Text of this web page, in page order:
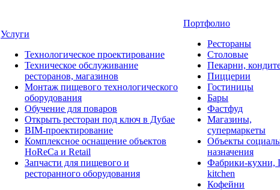
Услуги
Технологическое проектирование
Техническое обслуживание
ресторанов, магазинов
Монтаж пищевого технологического
оборудования
Обучение для поваров
Открыть ресторан под ключ в Дубае
BIM-проектирование
Комплексное оснащение объектов
HoReCa и Retail
Запчасти для пищевого и
ресторанного оборудования
Портфолио
Рестораны
Столовые
Пекарни,
Пиццерии
Гостиницы
Бары
Фастфуд
Магазины,
супермаркеты
Объекты
назначения
Фабрики-кухни,
kitchen
Кофейни